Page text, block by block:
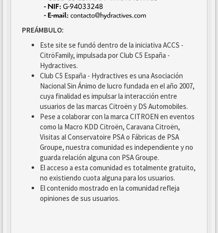
PREÁMBULO:
Este site se fundó dentro de la iniciativa ACCS -
CitröFamily, impulsada por Club C5 España -
Hydractives.
Club C5 España - Hydractives es una Asociación
Nacional Sin Ánimo de lucro fundada en el año 2007,
cuya finalidad es impulsar la interacción entre
usuarios de las marcas Citroën y DS Automobiles.
Pese a colaborar con la marca CITROEN en eventos
como la Macro KDD Citroën, Caravana Citroën,
Visitas al Conservatoire PSA o Fábricas de PSA
Groupe, nuestra comunidad es independiente y no
guarda relación alguna con PSA Groupe.
El acceso a esta comunidad es totalmente gratuito,
no existiendo cuota alguna para los usuarios.
El contenido mostrado en la comunidad refleja
opiniones de sus usuarios.